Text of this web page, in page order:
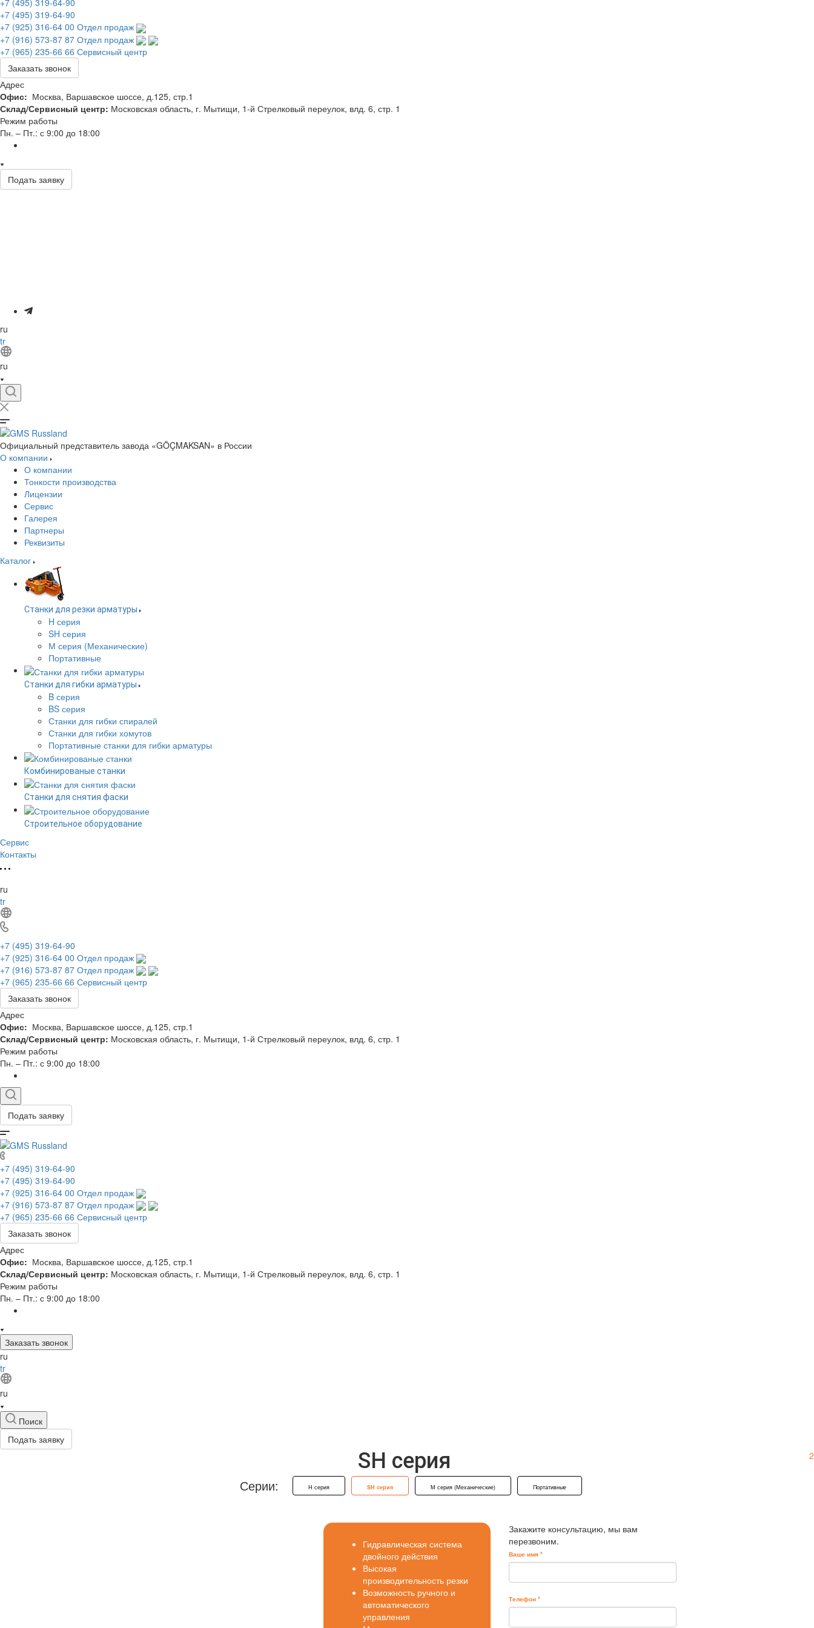
+7 (495) 319-64-90
+7 (495) 319-64-90
+7 (925) 316-64 00 Отдел продаж
+7 (916) 573-87 87 Отдел продаж
+7 (965) 235-66 66 Сервисный центр
Заказать звонок
Адрес
Офис: Москва, Варшавское шоссе, д.125, стр.1
Склад/Сервисный центр: Московская область, г. Мытищи, 1-й Стрелковый переулок, влд. 6, стр. 1
Режим работы
Пн. – Пт.: с 9:00 до 18:00
Подать заявку
ru
tr
ru
Официальный представитель завода «GÖÇMAKSAN» в России
О компании
О компании
Тонкости производства
Лицензии
Сервис
Галерея
Партнеры
Реквизиты
Каталог
Станки для резки арматуры
H серия
SH серия
М серия (Механические)
Портативные
Станки для гибки арматуры
B серия
BS серия
Станки для гибки спиралей
Станки для гибки хомутов
Портативные станки для гибки арматуры
Комбинированые станки
Станки для снятия фаски
Строительное оборудование
Сервис
Контакты
ru
tr
+7 (495) 319-64-90
+7 (925) 316-64 00 Отдел продаж
+7 (916) 573-87 87 Отдел продаж
+7 (965) 235-66 66 Сервисный центр
Заказать звонок
Адрес
Офис: Москва, Варшавское шоссе, д.125, стр.1
Склад/Сервисный центр: Московская область, г. Мытищи, 1-й Стрелковый переулок, влд. 6, стр. 1
Режим работы
Пн. – Пт.: с 9:00 до 18:00
Подать заявку
+7 (495) 319-64-90
+7 (495) 319-64-90
+7 (925) 316-64 00 Отдел продаж
+7 (916) 573-87 87 Отдел продаж
+7 (965) 235-66 66 Сервисный центр
Заказать звонок
Адрес
Офис: Москва, Варшавское шоссе, д.125, стр.1
Склад/Сервисный центр: Московская область, г. Мытищи, 1-й Стрелковый переулок, влд. 6, стр. 1
Режим работы
Пн. – Пт.: с 9:00 до 18:00
Заказать звонок
ru
tr
ru
Поиск
Подать заявку
SH серия 2
Серии: H серия SH серия М серия (Механические) Портативные
Гидравлическая система
двойного действия
Высокая
производительность резки
Возможность ручного и
автоматического
управления
Закажите консультацию, мы вам
перезвоним.
Ваше имя*
Телефон*